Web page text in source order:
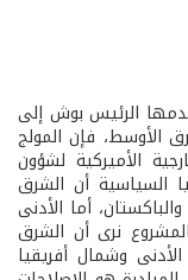
الرئيس بوش إلى
الأوسط، فإن المولج
الأميركية لشؤون
السياسية أن الشرق
أما الأدنى
نرى أن الشرق
وشمال أفريقيا